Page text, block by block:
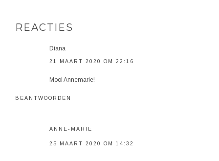
REACTIES
Diana
21 MAART 2020 OM 22:16
Mooi Annemarie!
BEANTWOORDEN
ANNE-MARIE
25 MAART 2020 OM 14:32